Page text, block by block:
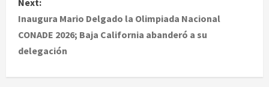
n
a
v
Inaugura Mario Delgado la Olimpiada Nacional
CONADE 2026; Baja California abanderó a su
delegación